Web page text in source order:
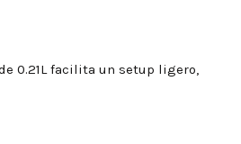
0.21L facilita un setup ligero,